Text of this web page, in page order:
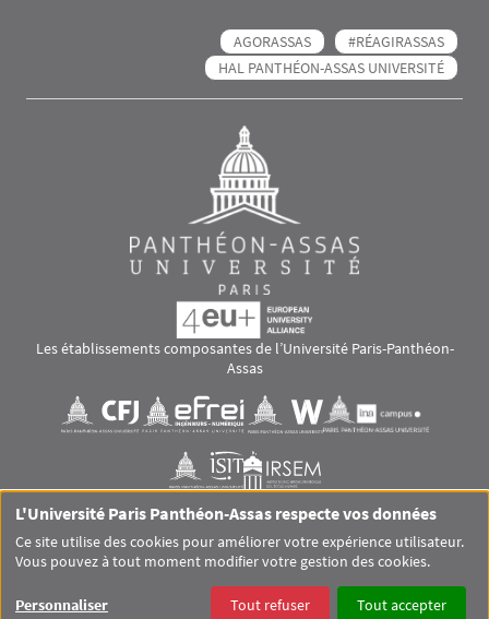
AGORASSAS
#RÉAGIRASSAS
HAL PANTHÉON-ASSAS UNIVERSITÉ
Les établissements composantes de l’Université Paris-Panthéon-
Assas
Visuel svgVisuel svg Visuel svgVisuel svg
Visuel svgVisuel svg
RS footer
GLOSSAIRE
MENTIONS LÉGALES
L'Université Paris Panthéon-Assas respecte vos données
Ce site utilise des cookies pour améliorer votre expérience utilisateur.
Vous pouvez à tout moment modifier votre gestion des cookies.
Personnaliser Tout refuser Tout accepter